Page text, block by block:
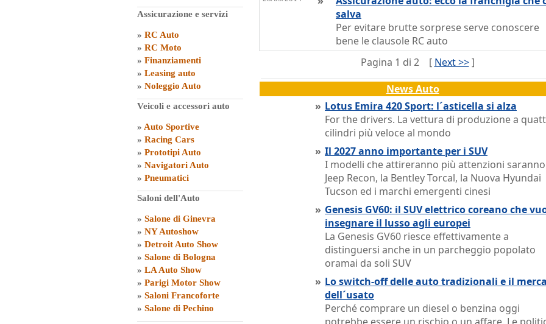
Assicurazione e servizi
» RC Auto
» RC Moto
» Finanziamenti
» Leasing auto
» Noleggio Auto
Veicoli e accessori auto
» Auto Sportive
» Racing Cars
» Prototipi Auto
» Navigatori Auto
» Pneumatici
Saloni dell'Auto
» Salone di Ginevra
» NY Autoshow
» Detroit Auto Show
» Salone di Bologna
» LA Auto Show
» Parigi Motor Show
» Saloni Francoforte
» Salone di Pechino
salva
Per evitare brutte sorprese serve conoscere
bene le clausole RC auto
Pagina 1 di 2
[ Next >>]
News Auto
» Lotus Emira 420 Sport: l´asticella si alza
For the drivers. La vettura di produzione a
cilindri più veloce al mondo
» Il 2027 anno importante per i SUV
I modelli che attireranno più attenzioni
Jeep Recon, la Bentley Torcal, la Nuova Hyundai
Tucson ed i marchi emergenti cinesi
» Genesis GV60: il SUV elettrico coreano che
insegnare il lusso agli europei
La Genesis GV60 riesce effettivamente a
distinguersi anche in un parcheggio popolato
oramai da soli SUV
» Lo switch-off delle auto tradizionali e il
dell´usato
Perché comprare un diesel o benzina oggi